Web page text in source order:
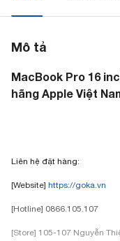
Mô tả
MacBook Pro 16
hãng Apple Việt
Liên hệ đặt hàng:
[Website] https://goka.vn
[Hotline] 0866.105.107
[Store] 105-107 Nguyễn